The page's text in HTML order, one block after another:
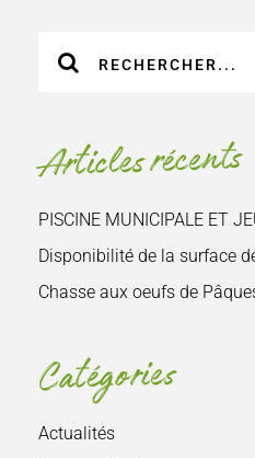
sur
Articles récents
PISCINE MUNICIPALE ET
Disponibilité de la surface
Chasse aux oeufs de
Catégories
Actualités